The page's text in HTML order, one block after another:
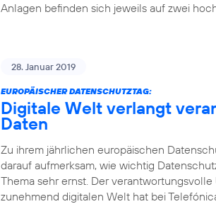
Anlagen befinden sich jeweils auf zwei
28. Januar 2019
EUROPÄISCHER DATENSCHUTZTAG:
Digitale Welt verlangt
Daten
Zu ihrem jährlichen europäischen
darauf aufmerksam, wie wichtig
Thema sehr ernst. Der
zunehmend digitalen Welt hat bei